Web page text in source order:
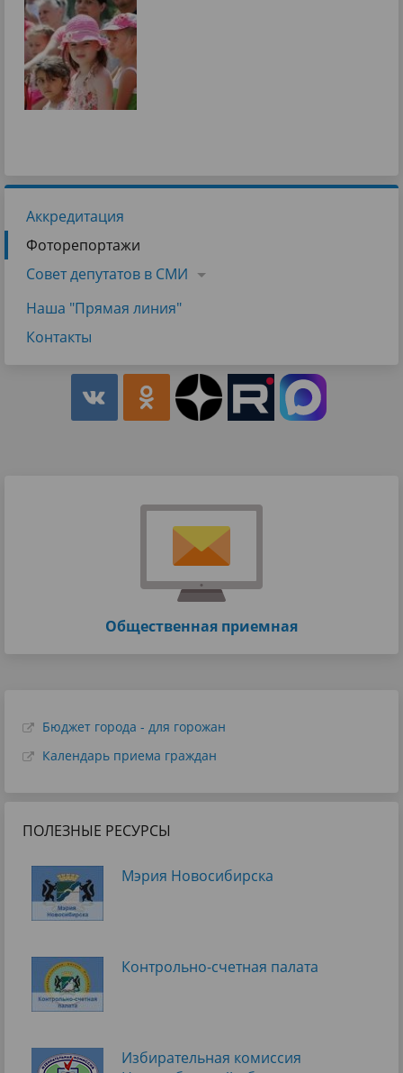
Аккредитация
Фоторепортажи
Совет депутатов в СМИ
Наша "Прямая линия"
Контакты
Общественная приемная
Бюджет города - для горожан
Календарь приема граждан
ПОЛЕЗНЫЕ РЕСУРСЫ
Мэрия Новосибирска
Контрольно-счетная палата
Избирательная комиссия